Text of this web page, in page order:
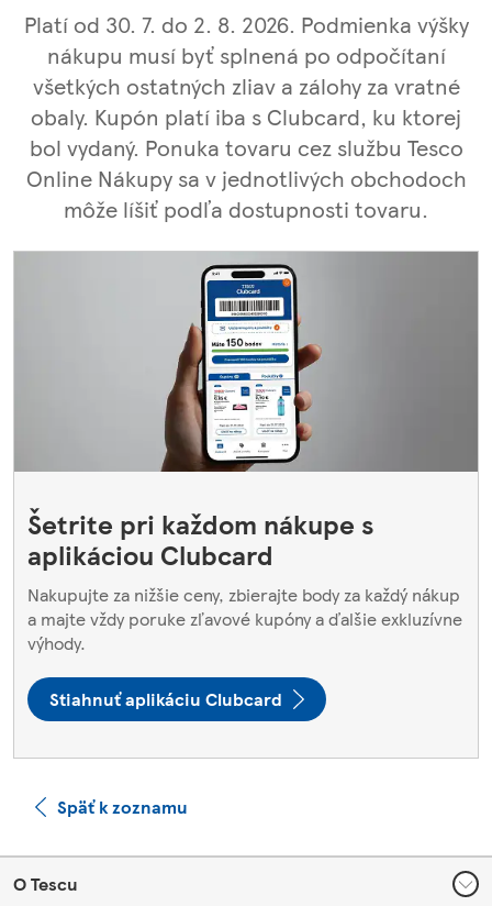
Platí od 30. 7. do 2. 8. 2026. Podmienka výšky
nákupu musí byť splnená po odpočítaní
všetkých ostatných zliav a zálohy za vratné
obaly. Kupón platí iba s Clubcard, ku ktorej
bol vydaný. Ponuka tovaru cez službu Tesco
Online Nákupy sa v jednotlivých obchodoch
môže líšiť podľa dostupnosti tovaru.
Šetrite pri každom nákupe s
aplikáciou Clubcard
Nakupujte za nižšie ceny, zbierajte body za každý nákup
a majte vždy poruke zľavové kupóny a ďalšie exkluzívne
výhody.
Stiahnuť aplikáciu Clubcard
Späť k zoznamu
Footer
O Tescu